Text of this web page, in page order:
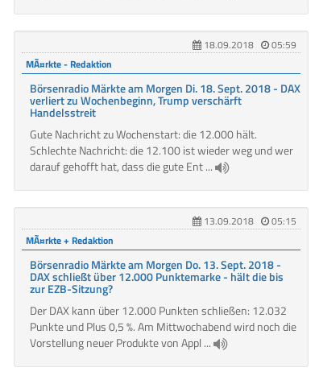
18.09.2018
05:59
MÃ¤rkte - Redaktion
Börsenradio Märkte am Morgen Di. 18. Sept. 2018 - DAX
verliert zu Wochenbeginn, Trump verschärft
Handelsstreit
Gute Nachricht zu Wochenstart: die 12.000 hält.
Schlechte Nachricht: die 12.100 ist wieder weg und wer
darauf gehofft hat, dass die gute Ent ...
13.09.2018
05:15
MÃ¤rkte + Redaktion
Börsenradio Märkte am Morgen Do. 13. Sept. 2018 -
DAX schließt über 12.000 Punktemarke - hält die bis
zur EZB-Sitzung?
Der DAX kann über 12.000 Punkten schließen: 12.032
Punkte und Plus 0,5 %. Am Mittwochabend wird noch die
Vorstellung neuer Produkte von Appl ...